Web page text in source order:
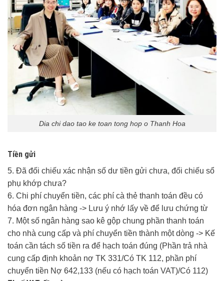
Dia chi dao tao ke toan tong hop o Thanh Hoa
Tiền gửi
5. Đã đối chiếu xác nhận số dư tiền gửi chưa, đối chiếu sổ
phụ khớp chưa?
6. Chi phí chuyển tiền, các phí cà thẻ thanh toán đều có
hóa đơn ngân hàng -> Lưu ý nhớ lấy về để lưu chứng từ
7. Một số ngân hàng sao kê gộp chung phần thanh toán
cho nhà cung cấp và phí chuyển tiền thành một dòng -> Kế
toán cần tách số tiền ra để hạch toán đúng (Phần trả nhà
cung cấp định khoản nợ TK 331/Có TK 112, phần phí
chuyển tiền Nợ 642,133 (nếu có hạch toán VAT)/Có 112)